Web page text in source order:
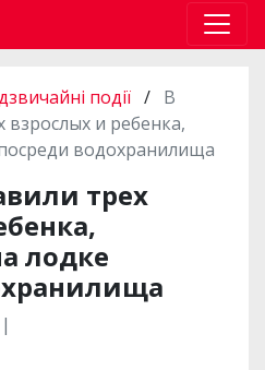
події / В
и ребенка,
водохранилища
трех
лодке